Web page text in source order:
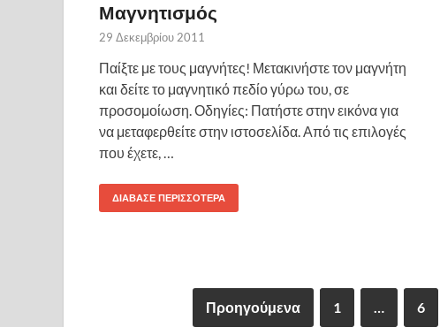
Μαγνητισμός
29 Δεκεμβρίου 2011
Παίξτε με τους μαγνήτες! Μετακινήστε τον μαγνήτη
και δείτε το μαγνητικό πεδίο γύρω του, σε
προσομοίωση. Οδηγίες: Πατήστε στην εικόνα για
να μεταφερθείτε στην ιστοσελίδα. Από τις επιλογές
που έχετε, …
ΔΙΆΒΑΣΕ ΠΕΡΙΣΣΌΤΕΡΑ
Προηγούμενα 1 … 6